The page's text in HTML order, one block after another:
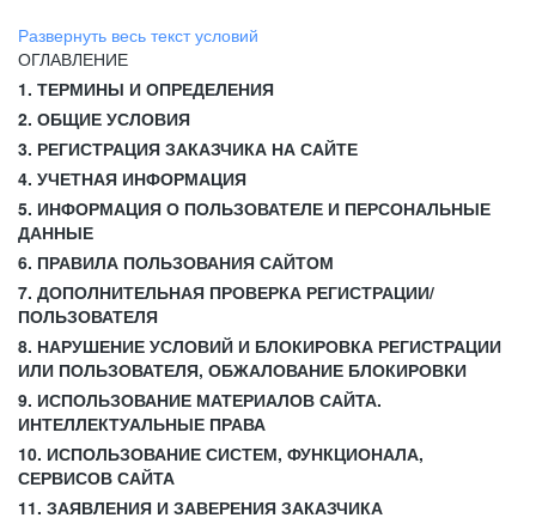
Развернуть весь текст условий
ОГЛАВЛЕНИЕ
1. ТЕРМИНЫ И ОПРЕДЕЛЕНИЯ
2. ОБЩИЕ УСЛОВИЯ
3. РЕГИСТРАЦИЯ ЗАКАЗЧИКА НА САЙТЕ
4. УЧЕТНАЯ ИНФОРМАЦИЯ
5. ИНФОРМАЦИЯ О ПОЛЬЗОВАТЕЛЕ И ПЕРСОНАЛЬНЫЕ
ДАННЫЕ
6. ПРАВИЛА ПОЛЬЗОВАНИЯ САЙТОМ
7. ДОПОЛНИТЕЛЬНАЯ ПРОВЕРКА РЕГИСТРАЦИИ/
ПОЛЬЗОВАТЕЛЯ
8. НАРУШЕНИЕ УСЛОВИЙ И БЛОКИРОВКА РЕГИСТРАЦИИ
ИЛИ ПОЛЬЗОВАТЕЛЯ, ОБЖАЛОВАНИЕ БЛОКИРОВКИ
9. ИСПОЛЬЗОВАНИЕ МАТЕРИАЛОВ САЙТА.
ИНТЕЛЛЕКТУАЛЬНЫЕ ПРАВА
10. ИСПОЛЬЗОВАНИЕ СИСТЕМ, ФУНКЦИОНАЛА,
СЕРВИСОВ САЙТА
11. ЗАЯВЛЕНИЯ И ЗАВЕРЕНИЯ ЗАКАЗЧИКА